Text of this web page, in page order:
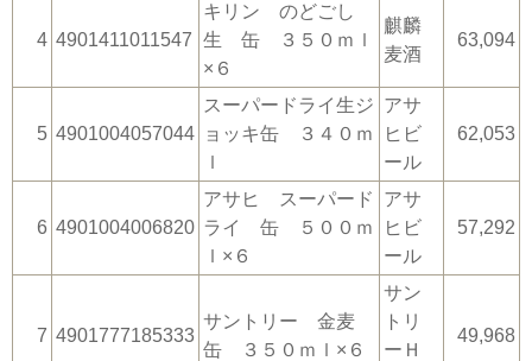
4 4901411011547
キリン のどごし
生 缶 ３５０ｍｌ
×６
麒麟
麦酒
63,094
5 4901004057044
スーパードライ生ジ
ョッキ缶 ３４０ｍ
ｌ
アサ
ヒビ
ール
62,053
6 4901004006820
アサヒ スーパード
ライ 缶 ５００ｍ
ｌ×６
アサ
ヒビ
ール
57,292
7 4901777185333
サントリー 金麦
缶 ３５０ｍｌ×６
サン
トリ
ーＨ
49,968